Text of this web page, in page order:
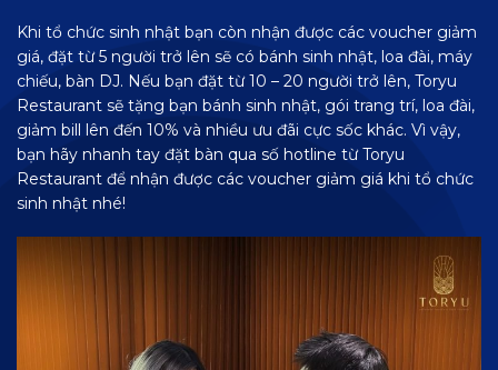
Khi tổ chức sinh nhật bạn còn nhận được các voucher giảm
giá, đặt từ 5 người trở lên sẽ có bánh sinh nhật, loa đài, máy
chiếu, bàn DJ. Nếu bạn đặt từ 10 – 20 người trở lên, Toryu
Restaurant sẽ tặng bạn bánh sinh nhật, gói trang trí, loa đài,
giảm bill lên đến 10% và nhiều ưu đãi cực sốc khác. Vì vậy,
bạn hãy nhanh tay đặt bàn qua số hotline từ Toryu
Restaurant để nhận được các voucher giảm giá khi tổ chức
sinh nhật nhé!